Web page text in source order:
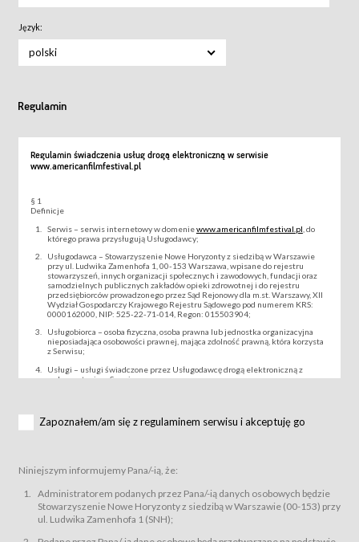
Język:
polski
Regulamin
Regulamin świadczenia usług drogą elektroniczną w serwisie
www.americanfilmfestival.pl
§ 1
Definicje
Serwis – serwis internetowy w domeniewww.americanfilmfestival.pl , do
którego prawa przysługują Usługodawcy;
Usługodawca – Stowarzyszenie Nowe Horyzonty z siedzibą w Warszawie
przy ul. Ludwika Zamenhofa 1, 00-153 Warszawa, wpisane do rejestru
stowarzyszeń, innych organizacji społecznych i zawodowych, fundacji oraz
samodzielnych publicznych zakładów opieki zdrowotnej i do rejestru
przedsiębiorców prowadzonego przez Sąd Rejonowy dla m.st. Warszawy, XII
Wydział Gospodarczy Krajowego Rejestru Sądowego pod numerem KRS:
0000162000, NIP: 525-22-71-014, Regon: 015503904;
Usługobiorca – osoba fizyczna, osoba prawna lub jednostka organizacyjna
nieposiadająca osobowości prawnej, mająca zdolność prawną, która korzysta
z Serwisu;
Usługi – usługi świadczone przez Usługodawcę drogą elektroniczną z
wykorzystaniem Serwisu;
za pośrednictwem Serwisu;
podmiotom z branży mediów i filmowej (Akredytacje);
Bilety – wybrane dokumenty potwierdzające zawarcie umowy z
Usługodawcą i uprawniające do wzięcia udziału w Wydarzeniu,
przewidziane przez Usługodawcę dla danego Wydarzenia, tj. uprawniające
do uczestnictwa w wielu albo w pojedynczych seansach filmowych,
Zapoznałem/am się z regulaminem serwisu i akceptuję go
Niniejszym informujemy Pana/-ią, że:
Administratorem podanych przez Pana/-ią danych osobowych będzie
Stowarzyszenie Nowe Horyzonty z siedzibą w Warszawie (00-153) przy
ul. Ludwika Zamenhofa 1 (SNH);